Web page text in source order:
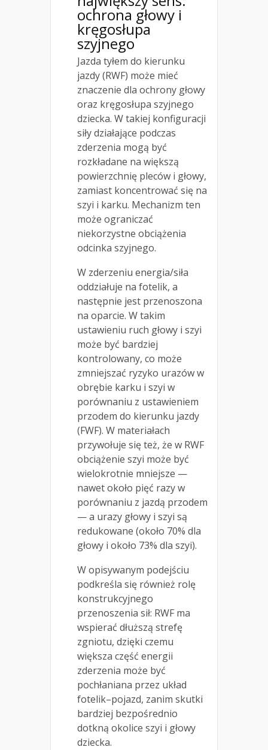
ochrona głowy i
kręgosłupa
szyjnego
Jazda tyłem do kierunku
jazdy (RWF) może mieć
znaczenie dla ochrony głowy
oraz kręgosłupa szyjnego
dziecka. W takiej konfiguracji
siły działające podczas
zderzenia mogą być
rozkładane na większą
powierzchnię pleców i głowy,
zamiast koncentrować się na
szyi i karku. Mechanizm ten
może ograniczać
niekorzystne obciążenia
odcinka szyjnego.
W zderzeniu energia/siła
oddziałuje na fotelik, a
następnie jest przenoszona
na oparcie. W takim
ustawieniu ruch głowy i szyi
może być bardziej
kontrolowany, co może
zmniejszać ryzyko urazów w
obrębie karku i szyi w
porównaniu z ustawieniem
przodem do kierunku jazdy
(FWF). W materiałach
przywołuje się też, że w RWF
obciążenie szyi może być
wielokrotnie mniejsze —
nawet około pięć razy w
porównaniu z jazdą przodem
— a urazy głowy i szyi są
redukowane (około 70% dla
głowy i około 73% dla szyi).
W opisywanym podejściu
podkreśla się również rolę
konstrukcyjnego
przenoszenia sił: RWF ma
wspierać dłuższą strefę
zgniotu, dzięki czemu
większa część energii
zderzenia może być
pochłaniana przez układ
fotelik–pojazd, zanim skutki
bardziej bezpośrednio
dotkną okolice szyi i głowy
dziecka.